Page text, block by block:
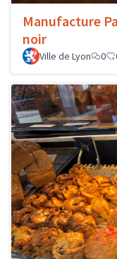
Manufacture
noir
Ville de Lyon 0